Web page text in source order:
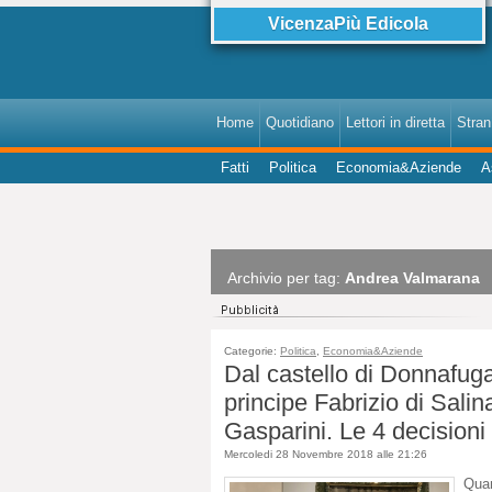
VicenzaPiù Edicola
Home Quotidiano Lettori in diretta
Fatti Politica Economia&Aziende
Archivio per tag: Andrea Valmarana
Categorie: Politica Economia&Aziende
Dal castello di
principe Fabrizio di
Gasparini. Le 4
Mercoledi 28 Novembre 2018 alle 21:26